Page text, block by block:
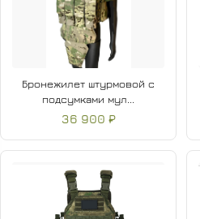
Бронежилет штурмовой с
подсумками мул...
36 900 ₽